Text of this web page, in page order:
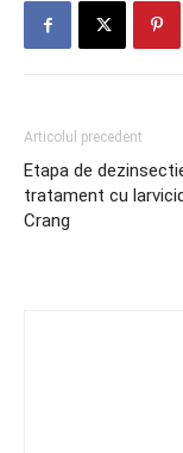
Articolul precedent
Etapa de
tratament cu
Crang